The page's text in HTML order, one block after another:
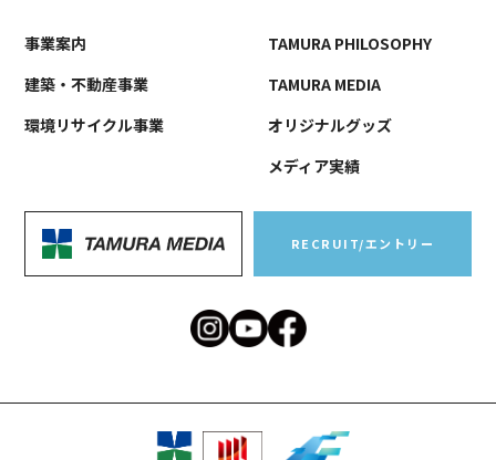
事業案内
建築・不動産事業
環境リサイクル事業
TAMURA PHILOSOPHY
TAMURA MEDIA
オリジナルグッズ
メディア実績
RECRUIT/エントリー